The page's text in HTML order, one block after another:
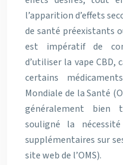
l’apparition d’effets
de santé préexistants
est impératif de
d’utiliser la vape CBD,
certains
Mondiale de la Santé
généralement bien
souligné la
supplémentaires sur
site web de l’OMS).